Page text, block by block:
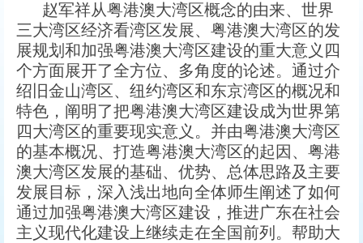
赵军祥从粤港澳大湾区概念的由来、世界
三大湾区经济看湾区发展、粤港澳大湾区的发
展规划和加强粤港澳大湾区建设的重大意义四
个方面展开了全方位、多角度的论述。通过介
绍旧金山湾区、纽约湾区和东京湾区的概况和
特色，阐明了把粤港澳大湾区建设成为世界第
四大湾区的重要现实意义。并由粤港澳大湾区
的基本概况、打造粤港澳大湾区的起因、粤港
澳大湾区发展的基础、优势、总体思路及主要
发展目标，深入浅出地向全体师生阐述了如何
通过加强粤港澳大湾区建设，推进广东在社会
主义现代化建设上继续走在全国前列。帮助大